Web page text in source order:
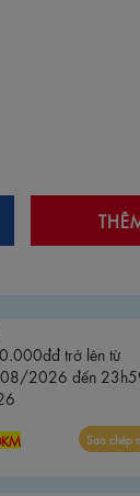
trở lên từ
2026 đến
Sao chép